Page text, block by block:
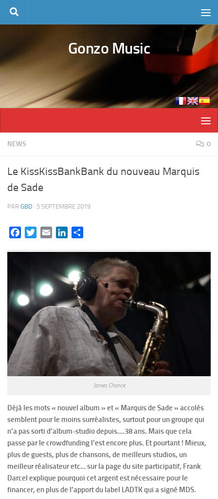
Skip to content
Gonzo Music
NEWS 0
Le KissKissBankBank du nouveau Marquis
de Sade
PAR GBD · 5 SEPTEMBRE 2019
FacebookTwitterEmail LinkedIn
James Chance
Déjà les mots « nouvel album » et « Marquis de Sade » accolés
semblent pour le moins surréalistes, surtout pour un groupe qui
n’a pas sorti d’album-studio depuis….38 ans. Mais que cela
passe par le crowdfunding l’est encore plus. Et pourtant ! Mieux,
plus de guests, plus de chansons, de meilleurs studios, un
meilleur réalisateur etc… sur la page du site participatif, Frank
Darcel explique pourquoi cet argent est nécessaire pour le
financer, en plus de l’apport du label LADTK qui a signé MDS.